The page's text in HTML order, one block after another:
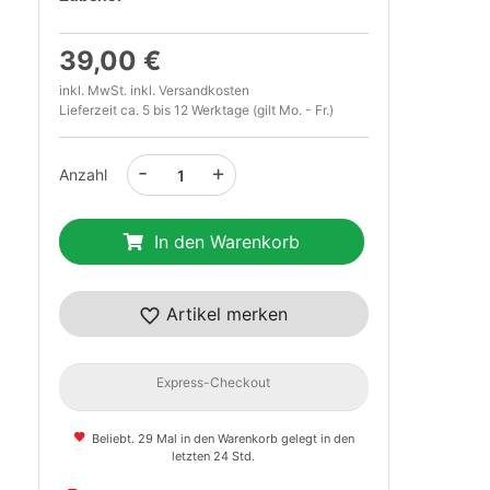
39,00 €
inkl. MwSt. inkl. Versandkosten
Lieferzeit ca. 5 bis 12 Werktage (gilt Mo. - Fr.)
Anzahl +
-
In den Warenkorb
Artikel merken
Express-Checkout
Beliebt. 29 Mal in den Warenkorb gelegt in den
letzten 24 Std.